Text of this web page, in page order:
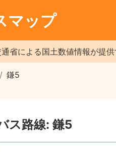
マップ
省による国土数値情報が提
鎌5
ス路線: 鎌5